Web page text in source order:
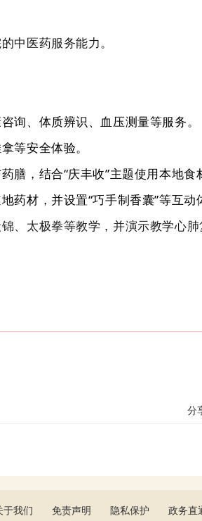
中医药服务能力。
询、体质辨识、血压测量等服务。
等安全体验。
膳，结合“庆丰收”主题使用本地食
药材 ，并设置“巧手制香囊”等互动
锦、太极拳等教学，并演示教学心肺
分
于我们 免责声明 隐私保护 政务直